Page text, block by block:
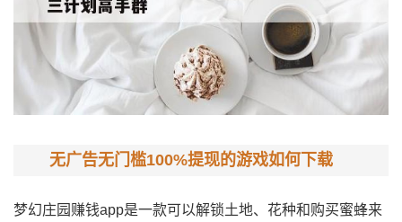
无广告无门槛100%提现的游戏如何下载
梦幻庄园赚钱app是一款可以解锁土地、花种和购买蜜蜂来